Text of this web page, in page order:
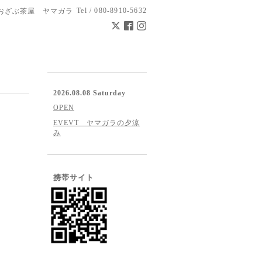
ざぶ茶屋 ヤマガラ Tel / 080-8910-5632
2026.08.08 Saturday
OPEN
EVEVT ヤマガラの夕涼
み
携帯サイト